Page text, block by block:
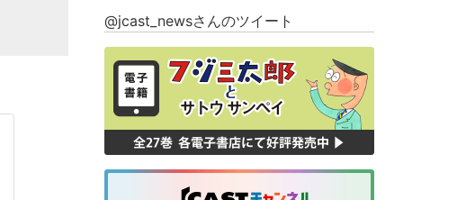
@jcast_newsさんのツイート